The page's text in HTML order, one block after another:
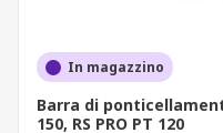
In magazzino
Barra di
150, RS PRO PT 120